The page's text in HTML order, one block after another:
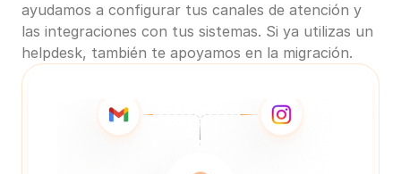
ayudamos a configurar tus canales de atención y
las integraciones con tus sistemas. Si ya utilizas un
helpdesk, también te apoyamos en la migración.